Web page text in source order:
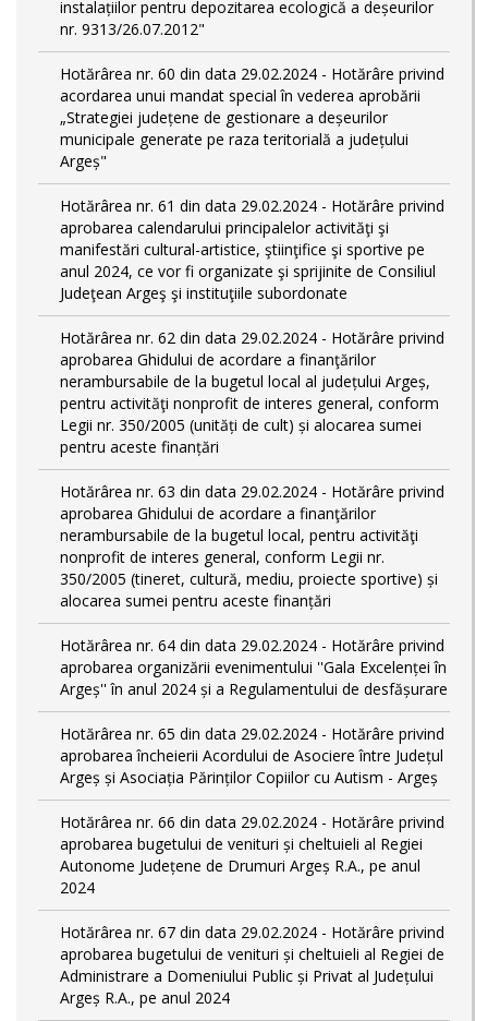
instalațiilor pentru depozitarea ecologică a deșeurilor
nr. 9313/26.07.2012"
Hotărârea nr. 60 din data 29.02.2024 - Hotărâre privind
acordarea unui mandat special în vederea aprobării
„Strategiei județene de gestionare a deșeurilor
municipale generate pe raza teritorială a județului
Argeș"
Hotărârea nr. 61 din data 29.02.2024 - Hotărâre privind
aprobarea calendarului principalelor activităţi şi
manifestări cultural-artistice, ştiinţifice şi sportive pe
anul 2024, ce vor fi organizate şi sprijinite de Consiliul
Judeţean Argeş şi instituţiile subordonate
Hotărârea nr. 62 din data 29.02.2024 - Hotărâre privind
aprobarea Ghidului de acordare a finanţărilor
nerambursabile de la bugetul local al județului Argeș,
pentru activităţi nonprofit de interes general, conform
Legii nr. 350/2005 (unități de cult) și alocarea sumei
pentru aceste finanțări
Hotărârea nr. 63 din data 29.02.2024 - Hotărâre privind
aprobarea Ghidului de acordare a finanţărilor
nerambursabile de la bugetul local, pentru activităţi
nonprofit de interes general, conform Legii nr.
350/2005 (tineret, cultură, mediu, proiecte sportive) și
alocarea sumei pentru aceste finanțări
Hotărârea nr. 64 din data 29.02.2024 - Hotărâre privind
aprobarea organizării evenimentului ''Gala Excelenței în
Argeș'' în anul 2024 și a Regulamentului de desfășurare
Hotărârea nr. 65 din data 29.02.2024 - Hotărâre privind
aprobarea încheierii Acordului de Asociere între Județul
Argeș și Asociația Părinților Copiilor cu Autism - Argeș
Hotărârea nr. 66 din data 29.02.2024 - Hotărâre privind
aprobarea bugetului de venituri și cheltuieli al Regiei
Autonome Județene de Drumuri Argeș R.A., pe anul
2024
Hotărârea nr. 67 din data 29.02.2024 - Hotărâre privind
aprobarea bugetului de venituri și cheltuieli al Regiei de
Administrare a Domeniului Public și Privat al Județului
Argeș R.A., pe anul 2024